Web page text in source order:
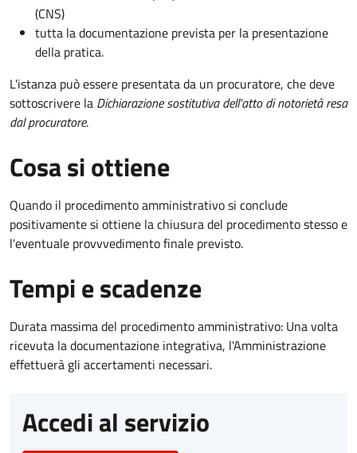
(CNS)
tutta la documentazione prevista per la presentazione
della pratica.
L'istanza può essere presentata da un procuratore, che deve
sottoscrivere la Dichiarazione sostitutiva dell'atto di notorietà resa
dal procuratore.
Cosa si ottiene
Quando il procedimento amministrativo si conclude
positivamente si ottiene la chiusura del procedimento stesso e
l'eventuale provvvedimento finale previsto.
Tempi e scadenze
Durata massima del procedimento amministrativo: Una volta
ricevuta la documentazione integrativa, l'Amministrazione
effettuerà gli accertamenti necessari.
Accedi al servizio